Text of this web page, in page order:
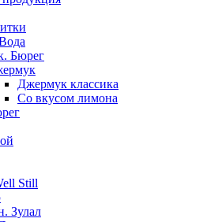
Бюрег
Джермук классика
Со вкусом лимона
Still
Зулал